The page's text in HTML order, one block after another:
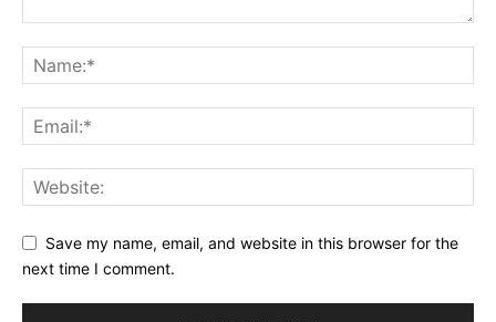
Save my name, email, and website in this browser for the
next time I comment.